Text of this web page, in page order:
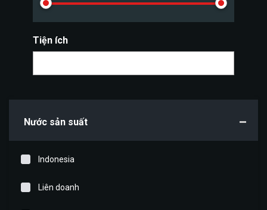
Tiện ích
Nước sản suất
Indonesia
Liên doanh